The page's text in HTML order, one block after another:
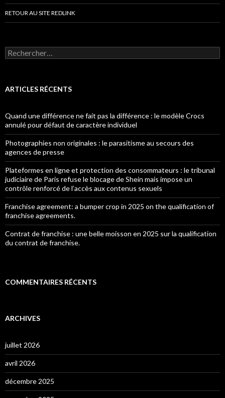
RETOUR AU SITE REDLINK
Rechercher :
ARTICLES RÉCENTS
Quand une différence ne fait pas la différence : le modèle Crocs
annulé pour défaut de caractère individuel
Photographies non originales : le parasitisme au secours des
agences de presse
Plateformes en ligne et protection des consommateurs : le tribunal
judiciaire de Paris refuse le blocage de Shein mais impose un
contrôle renforcé de l’accès aux contenus sexuels
Franchise agreement: a bumper crop in 2025 on the qualification of
franchise agreements.
Contrat de franchise : une belle moisson en 2025 sur la qualification
du contrat de franchise.
COMMENTAIRES RÉCENTS
ARCHIVES
juillet 2026
avril 2026
décembre 2025